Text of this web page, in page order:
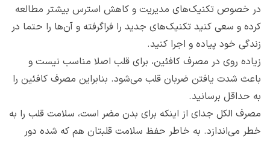
در خصوص تکنیک‌های مدیریت و کاهش استرس بیشتر مطالعه
کرده و سعی کنید تکنیک‌های جدید را فراگرفته و آن‌ها را حتما در
زندگی خود پیاده و اجرا کنید.
زیاده روی در مصرف کافئین، برای قلب اصلا مناسب نیست و
باعث شدت یافتن ضربان قلب می‌شود. بنابراین مصرف کافئین را
به حداقل برسانید.
مصرف الکل جدای از اینکه برای بدن مضر است، سلامت قلب را به
خطر می‌اندازد. به خاطر حفظ سلامت قلبتان هم که شده دور